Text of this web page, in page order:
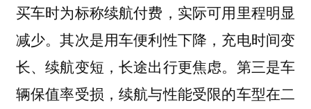
买车时为标称续航付费，实际可用里程明显
减少。其次是用车便利性下降，充电时间变
长、续航变短，长途出行更焦虑。第三是车
辆保值率受损，续航与性能受限的车型在二